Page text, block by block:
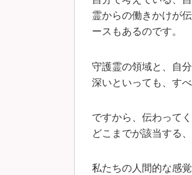
霊からの働きかけが
ースもあるのです。
守護霊の領域と、自
深いといっても、す
ですから、伝わって
どこまでが該当する
私たちの人間的な感